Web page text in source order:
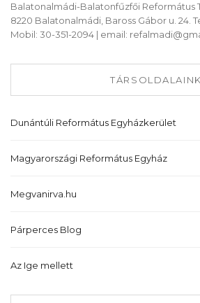
Balatonalmádi-Balatonfűzfői Református
8220 Balatonalmádi, Baross Gábor u. 24.
Mobil: 30-351-2094 | email:
TÁRSOLDALAINK
Dunántúli Református Egyházkerület
Magyarországi Református Egyház
Megvanirva.hu
Párperces Blog
Az Ige mellett